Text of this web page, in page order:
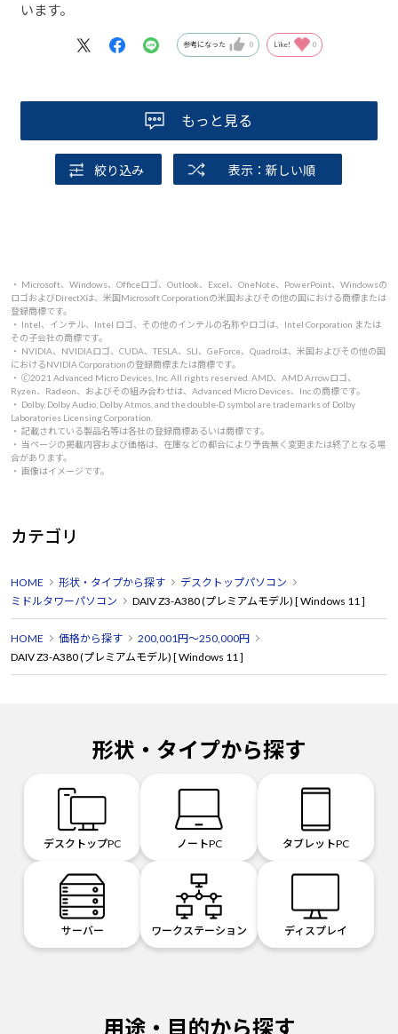
います。
参考になった 0 Like! 0
もっと見る
絞り込み 表示：新しい順
・ Microsoft、Windows、Officeロゴ、Outlook、Excel、OneNote、PowerPoint、Windowsの
ロゴおよびDirectXは、米国Microsoft Corporationの米国およびその他の国における商標または
登録商標です。
・ Intel、インテル、Intel ロゴ、その他のインテルの名称やロゴは、Intel Corporation または
その子会社の商標です。
・ NVIDIA、NVIDIAロゴ、CUDA、TESLA、SLI、GeForce、Quadroは、米国およびその他の国
におけるNVIDIA Corporationの登録商標または商標です。
・ 🄫2021 Advanced Micro Devices, Inc. All rights reserved. AMD、AMD Arrowロゴ、
Ryzen、Radeon、およびその組み合わせは、Advanced Micro Devices、Inc.の商標です。
・ Dolby, Dolby Audio, Dolby Atmos, and the double-D symbol are trademarks of Dolby
Laboratories Licensing Corporation.
・ 記載されている製品名等は各社の登録商標あるいは商標です。
・ 当ページの掲載内容および価格は、在庫などの都合により予告無く変更または終了となる場
合があります。
・ 画像はイメージです。
カテゴリ
HOME 形状・タイプから探す
デスクトップパソコン
ミドルタワーパソコン
DAIV Z3-A380 (プレミアムモデル) [ Windows 11 ]
HOME 価格から探す
200,001円～250,000円
DAIV Z3-A380 (プレミアムモデル) [ Windows 11 ]
形状・タイプから探す
デスクトップPC ノートPC タブレットPC
サーバー ワークステーション ディスプレイ
用途・目的から探す